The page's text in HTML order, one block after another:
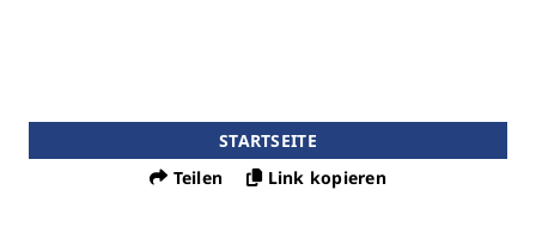
STARTSEITE
Teilen
Link kopieren